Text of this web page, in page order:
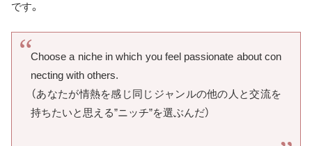
です。
Choose a niche in which you feel passionate about con
necting with others.
（あなたが情熱を感じ同じジャンルの他の人と交流を
持ちたいと思える”ニッチ”を選ぶんだ）